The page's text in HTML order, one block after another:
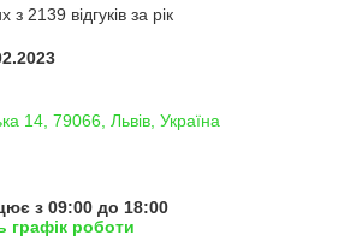
2139 відгуків за рік
14, 79066, Львів, Україна
з 09:00 до 18:00
графік роботи